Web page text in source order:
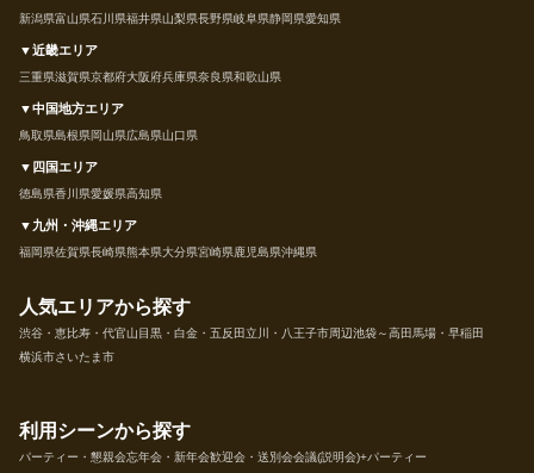
新潟県富山県石川県福井県山梨県長野県岐阜県静岡県愛知県
▼近畿エリア
三重県滋賀県京都府大阪府兵庫県奈良県和歌山県
▼中国地方エリア
鳥取県島根県岡山県広島県山口県
▼四国エリア
徳島県香川県愛媛県高知県
▼九州・沖縄エリア
福岡県佐賀県長崎県熊本県大分県宮崎県鹿児島県沖縄県
人気エリアから探す
渋谷・恵比寿・代官山目黒・白金・五反田立川・八王子市周辺池袋～高田馬場・早稲田
横浜市さいたま市
利用シーンから探す
パーティー・懇親会忘年会・新年会歓迎会・送別会会議(説明会)+パーティー